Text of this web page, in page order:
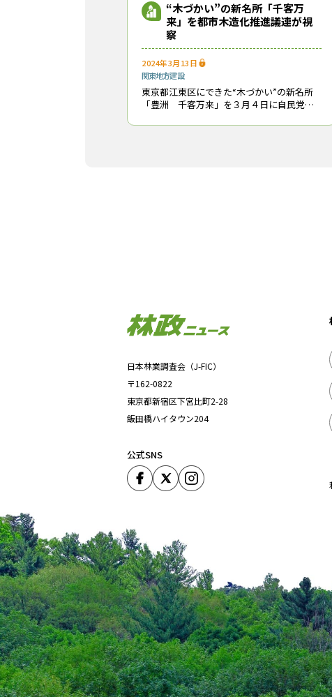
“木づかい”の新名所「千客万
来」を都市木造化推進議連が視
察
2024年3月13日
関東地方建設
東京都江東区にできた“木づかい”の新名所
「豊洲 千客万来」を３月４日に自民党の
議員連盟*1のメンバーが視察した。 豊洲市
日本林業調査会（J-FIC）
〒162-0822
東京都新宿区下宮比町2-28
飯田橋ハイタウン204
公式SNS